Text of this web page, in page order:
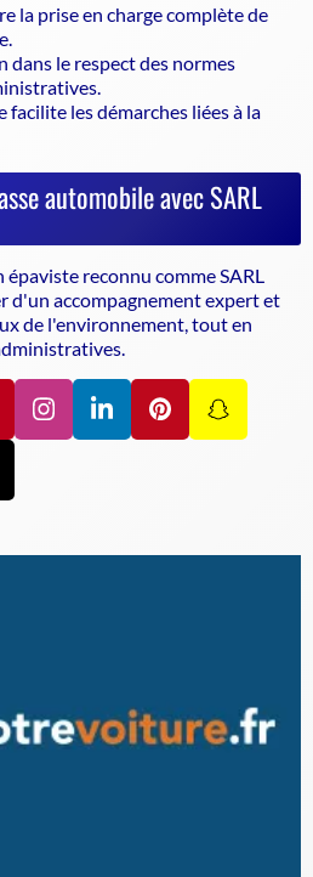
la prise en charge complète de
le respect des normes
facilite les démarches liées à la
automobile avec SARL
reconnu comme SARL
d'un accompagnement expert et
de l'environnement, tout en